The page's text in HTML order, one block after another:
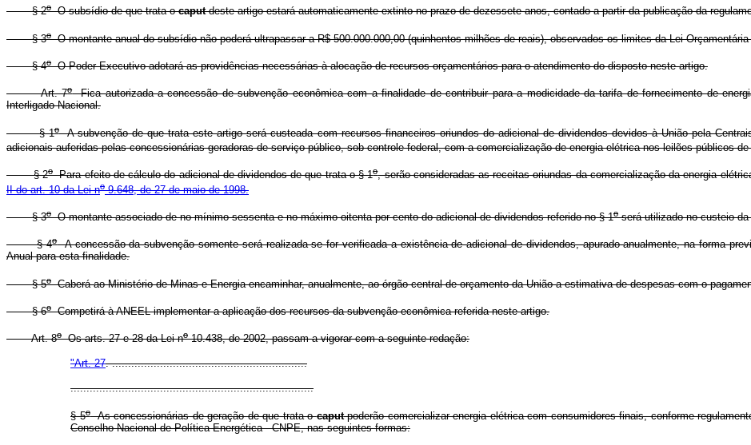
§ 2oO subsídio de que trata ocaputdeste artigo estará automaticamente extinto no prazo de dezessete anos, contado a partir da publicação da
§ 3oO montante anual do subsídio não poderá ultrapassar a R$ 500.000.000,00 (quinhentos milhões de reais), observados os limites da Lei Orçamentária
§ 4oO Poder Executivo adotará as providências necessárias à alocação de recursos orçamentários para o atendimento do disposto neste artigo.
Art. 7oFica autorizada a concessão de subvenção econômica com a finalidade de contribuir para a modicidade da tarifa de fornecimento de
Interligado Nacional.
§ 1oA subvenção de que trata este artigo será custeada com recursos financeiros oriundos do adicional de dividendos devidos à União pela
adicionais auferidas pelas concessionárias geradoras de serviço público, sob controle federal, com a comercialização de energia elétrica nos leilões públicos
§ 2oPara efeito de cálculo do adicional de dividendos de que trata o § 1o, serão consideradas as receitas oriundas da comercialização da energia
II do art. 10 da Lei no9.648, de 27 de maio de 1998.
§ 3oO montante associado de no mínimo sessenta e no máximo oitenta por cento do adicional de dividendos referido no § 1oserá utilizado no custeio
§ 4oA concessão da subvenção somente será realizada se for verificada a existência de adicional de dividendos, apurado anualmente, na forma
Anual para esta finalidade.
§ 5oCaberá ao Ministério de Minas e Energia encaminhar, anualmente, ao órgão central de orçamento da União a estimativa de despesas com o
§ 6oCompetirá à ANEEL implementar a aplicação dos recursos da subvenção econômica referida neste artigo.
Art. 8oOs arts. 27 e 28 da Lei no10.438, de 2002, passam a vigorar com a seguinte redação:
"Art. 27. .............................................................
............................................................................
§ 5oAs concessionárias de geração de que trata ocaputpoderão comercializar energia elétrica com consumidores finais, conforme
Conselho Nacional de Política Energética - CNPE, nas seguintes formas: